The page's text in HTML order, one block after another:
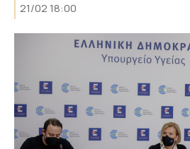
21/02 18:00